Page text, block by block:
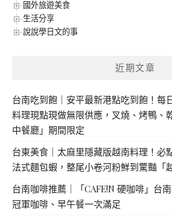
國外旅遊美食
生活分享
說說學日文的事
近期文章
台南吃到飽｜安平最新港點吃到飽！每
料理現點現做無限供應，叉燒、烤鴨、
中餐廳」期間限定
台東美食｜太麻里隱藏版越南料理！必
法式麵包蝦，整尾小卷河粉鮮到驚豔「
台南咖啡推薦｜「CAFE!N 硬咖啡」台
冠軍咖啡、早午餐一次滿足